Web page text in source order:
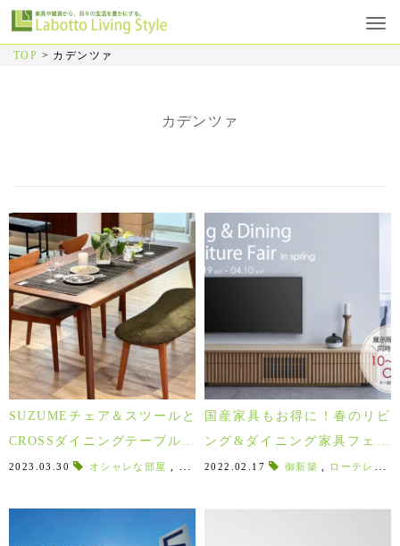
TOP > カデンツァ
カデンツァ
SUZUMEチェア＆スツールと
CROSSダイニングテーブルで
楽しむ自由なコーディネート
2023.03.30 オシャレな部屋 家具の組み合わせ , インテリア初心者向け
国産家具もお得に！春のリビ
ング&ダイニング家具フェア
2/19～4/10
2022.02.17 御新築 ローテレビ台